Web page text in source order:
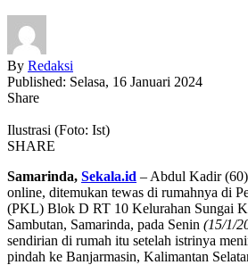
By Redaksi
Published: Selasa, 16 Januari 2024
Share
Ilustrasi (Foto: Ist)
SHARE
Samarinda, Sekala.id – Abdul Kadir
online, ditemukan tewas di rumahnya di
(PKL) Blok D RT 10 Kelurahan Sungai
Sambutan, Samarinda, pada Senin (15/1/
sendirian di rumah itu setelah istrinya
pindah ke Banjarmasin, Kalimantan